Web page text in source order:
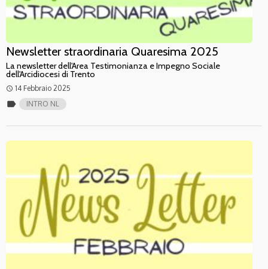
Newsletter straordinaria Quaresima 2025
La newsletter dell'Area Testimonianza e Impegno Sociale
dell'Arcidiocesi di Trento
access_time 14 Febbraio 2025
label INTRO NL